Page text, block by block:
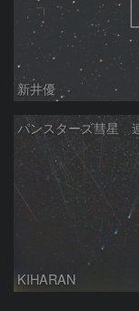
新井優
KIHARAN